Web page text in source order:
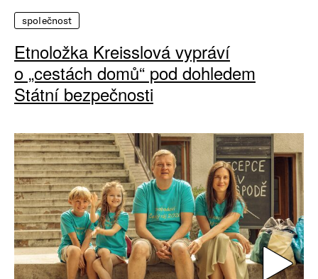
společnost
Etnoložka Kreisslová vypráví
o „cestách domů“ pod dohledem
Státní bezpečnosti